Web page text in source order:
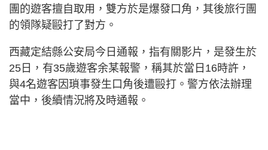
團的遊客擅自取用，雙方於是爆發口角，其後旅行團
的領隊疑毆打了對方。
西藏定結縣公安局今日通報，指有關影片，是發生於
25日，有35歲遊客余某報警，稱其於當日16時許，
與4名遊客因瑣事發生口角後遭毆打。警方依法辦理
當中，後續情況將及時通報。